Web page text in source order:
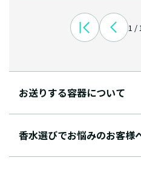
1 / 1
お送りする容器について
香水選びでお悩みのお客様